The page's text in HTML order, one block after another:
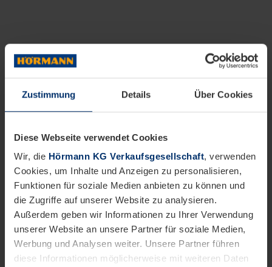
Zustimmung Details Über Cookies
Diese Webseite verwendet Cookies
Wir, die Hörmann KG Verkaufsgesellschaft, verwenden
Cookies, um Inhalte und Anzeigen zu personalisieren,
Funktionen für soziale Medien anbieten zu können und
die Zugriffe auf unserer Website zu analysieren.
Außerdem geben wir Informationen zu Ihrer Verwendung
unserer Website an unsere Partner für soziale Medien,
Werbung und Analysen weiter. Unsere Partner führen
diese Informationen möglicherweise mit weiteren Daten